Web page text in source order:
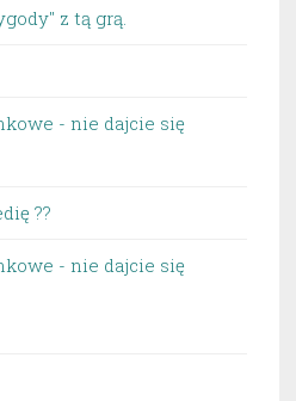
z tą grą.
- nie dajcie się
??
- nie dajcie się